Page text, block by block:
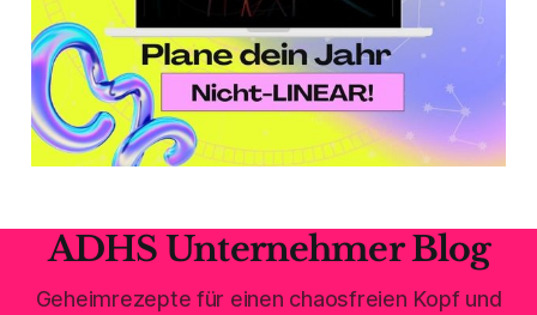
ADHS Unternehmer Blog
Geheimrezepte für einen chaosfreien Kopf und